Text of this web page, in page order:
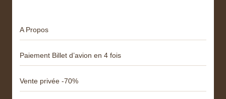
A Propos
Paiement Billet d’avion en 4 fois
Vente privée -70%